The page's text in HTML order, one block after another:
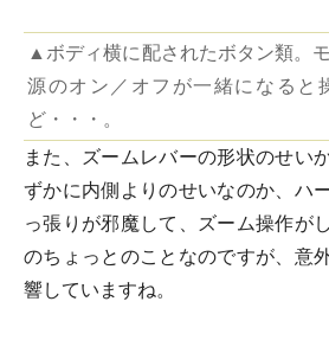
▲ボディ横に配されたボタン類。
源のオン／オフが一緒になると
ど・・・。
また、ズームレバーの形状のせい
ずかに内側よりのせいなのか、ハ
っ張りが邪魔して、ズーム操作が
のちょっとのことなのですが、意
響していますね。